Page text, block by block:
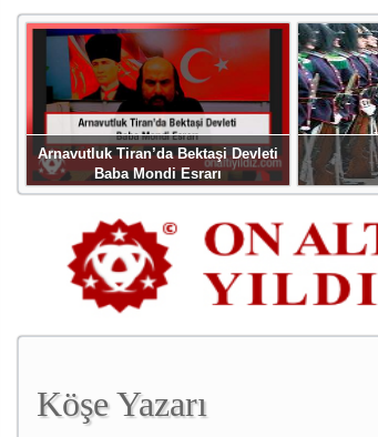
Arnavutluk Tiran’da Bektaşi Devleti
Baba Mondi Esrarı
Köşe Yazarı